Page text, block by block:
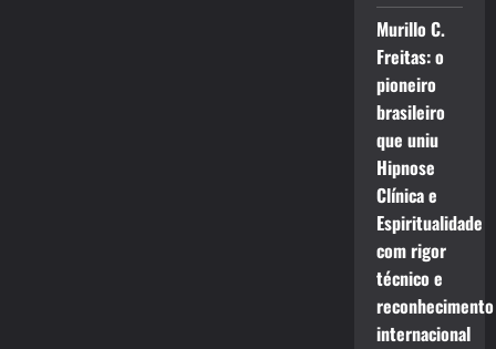
Murillo C.
Freitas: o
pioneiro
brasileiro
que uniu
Hipnose
Clínica e
Espiritualidade
com rigor
técnico e
reconhecimento
internacional